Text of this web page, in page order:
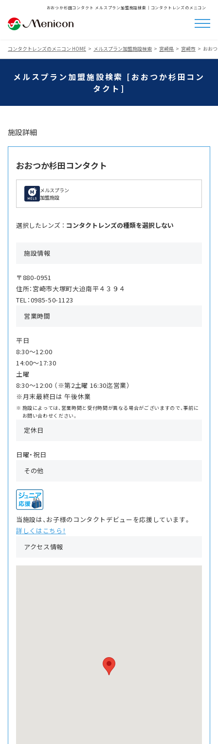
おおつか杉田コンタクト メルスプラン加盟施設検索│コンタクトレンズのメニコン
コンタクトレンズのメニコン HOME メルスプラン加盟施設検索 宮崎県 宮崎市 おお
メルスプラン加盟施設検索 [おおつか杉田コン
タクト]
施設詳細
おおつか杉田コンタクト
メルスプラン
加盟施設
選択したレンズ ： コンタクトレンズの種類を選択しない
施設情報
〒880-0951
住所：宮崎市大塚町大迫南平４３９４
TEL：0985-50-1123
営業時間
平日
8:30〜12:00
14:00〜17:30
土曜
8:30〜12:00 （※第2土曜 16:30迄営業）
※月末最終日は 午後休業
施設によっては、営業時間と受付時間が異なる場合がございますので、事前に
お問い合わせください。
定休日
日曜・祝日
その他
当施設は、お子様のコンタクトデビューを応援しています。
詳しくはこちら！
アクセス情報